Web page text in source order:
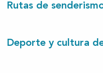
Rutas de
Deporte y cultura